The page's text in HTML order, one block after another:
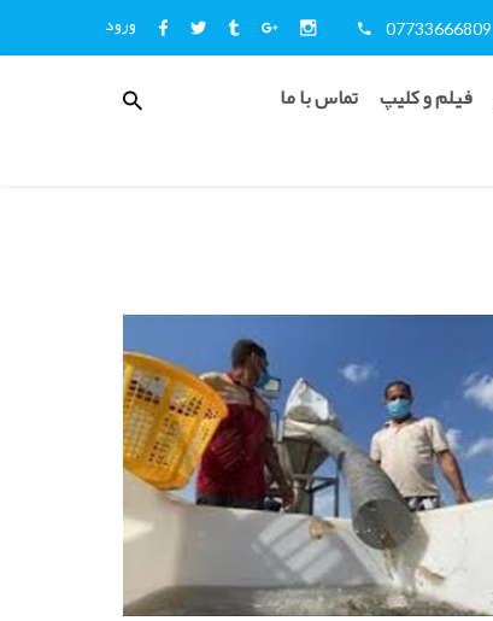
ورود 07733666809
منوی
کاربری
فیلم و کلیپ تماس با ما